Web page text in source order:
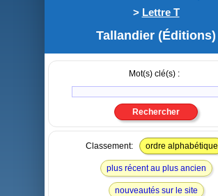
> Lettre T
Tallandier (Éditions)
Mot(s) clé(s) :
Classement: ordre alphabétique
plus récent au plus ancien
nouveautés sur le site